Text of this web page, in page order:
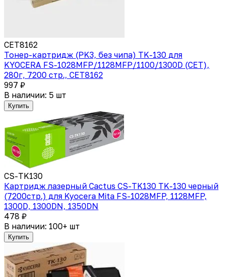
CET8162
Тонер-картридж (PK3, без чипа) TK-130 для
KYOCERA FS-1028MFP/1128MFP/1100/1300D (CET),
280г, 7200 стр., CET8162
997 ₽
В наличии: 5 шт
Купить
CS-TK130
Картридж лазерный Cactus CS-TK130 TK-130 черный
(7200стр.) для Kyocera Mita FS-1028MFP, 1128MFP,
1300D, 1300DN, 1350DN
478 ₽
В наличии: 100+ шт
Купить